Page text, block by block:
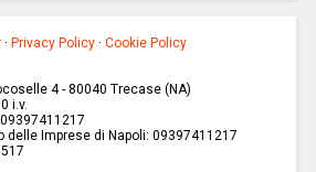
·Privacy Policy ·Cookie Policy
4 - 80040 Trecase (NA)
i.v.
delle Imprese di Napoli: 09397411217